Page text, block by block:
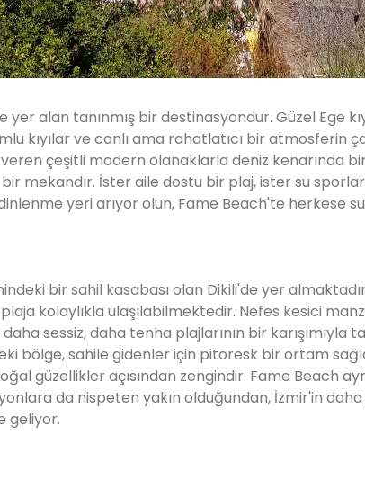
yer alan tanınmış bir destinasyondur. Güzel Ege
kıyılar ve canlı ama rahatlatıcı bir atmosferin
çeşitli modern olanaklarla deniz kenarında
mekandır. İster aile dostu bir plaj, ister su
yeri arıyor olun, Fame Beach'te herkese
bir sahil kasabası olan Dikili'de yer
kolaylıkla ulaşılabilmektedir. Nefes kesici
sessiz, daha tenha plajlarının bir karışımıyla
bölge, sahile gidenler için pitoresk bir ortam
güzellikler açısından zengindir. Fame Beach
da nispeten yakın olduğundan, İzmir'in
geliyor.